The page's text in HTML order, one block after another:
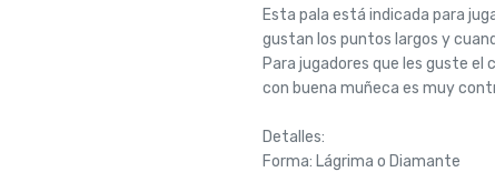
Esta pala está indicada para
gustan los puntos largos y
Para jugadores que les guste
con buena muñeca es muy
Detalles:
Forma: Lágrima o Diamante